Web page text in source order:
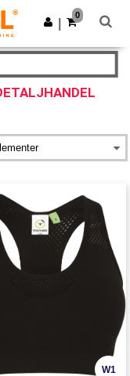
Last ned app
0
W1